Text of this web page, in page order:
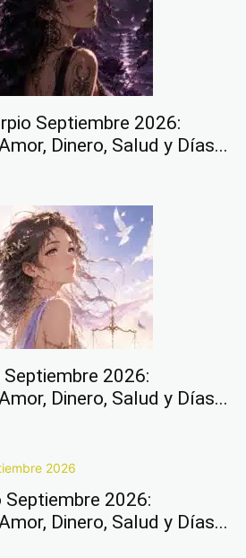
Septiembre 2026:
Dinero, Salud y Días...
2026:
Dinero, Salud y Días...
2026:
Dinero, Salud y Días...